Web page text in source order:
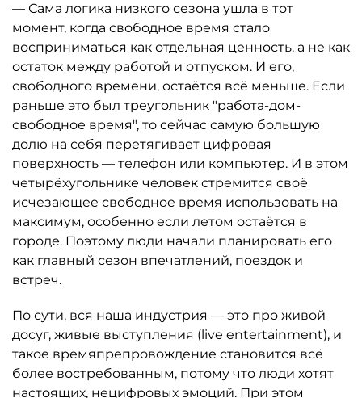
— Сама логика низкого сезона ушла в тот
момент, когда свободное время стало
восприниматься как отдельная ценность, а не как
остаток между работой и отпуском. И его,
свободного времени, остаётся всё меньше. Если
раньше это был треугольник "работа-дом-
свободное время", то сейчас самую большую
долю на себя перетягивает цифровая
поверхность — телефон или компьютер. И в этом
четырёхугольнике человек стремится своё
исчезающее свободное время использовать на
максимум, особенно если летом остаётся в
городе. Поэтому люди начали планировать его
как главный сезон впечатлений, поездок и
встреч.
По сути, вся наша индустрия — это про живой
досуг, живые выступления (live entertainment), и
такое времяпрепровождение становится всё
более востребованным, потому что люди хотят
настоящих, нецифровых эмоций. При этом